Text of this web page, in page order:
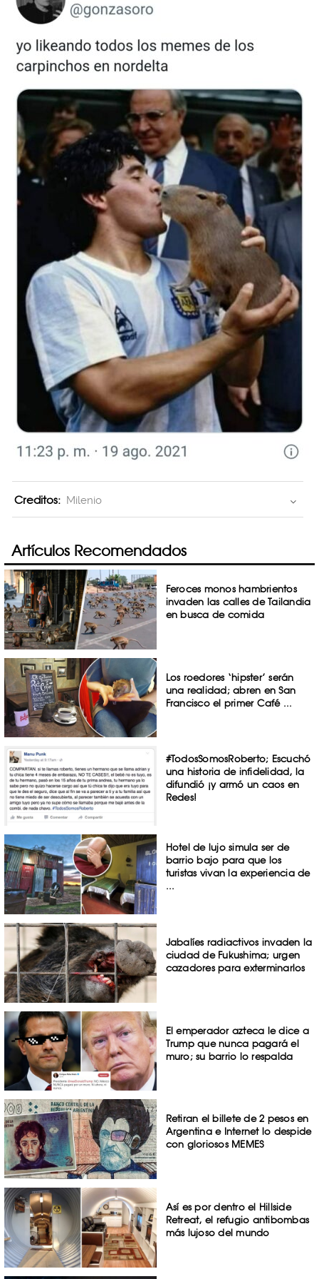
Creditos: Milenio
Artículos Recomendados
Feroces monos hambrientos
invaden las calles de Tailandia
en busca de comida
Los roedores ‘hipster’ serán
una realidad; abren en San
Francisco el primer Café ...
#TodosSomosRoberto; Escuchó
una historia de infidelidad, la
difundió ¡y armó un caos en
Redes!
Hotel de lujo simula ser de
barrio bajo para que los
turistas vivan la experiencia de
...
Jabalíes radiactivos invaden la
ciudad de Fukushima; urgen
cazadores para exterminarlos
El emperador azteca le dice a
Trump que nunca pagará el
muro; su barrio lo respalda
Retiran el billete de 2 pesos en
Argentina e Internet lo despide
con gloriosos MEMES
Así es por dentro el Hillside
Retreat, el refugio antibombas
más lujoso del mundo